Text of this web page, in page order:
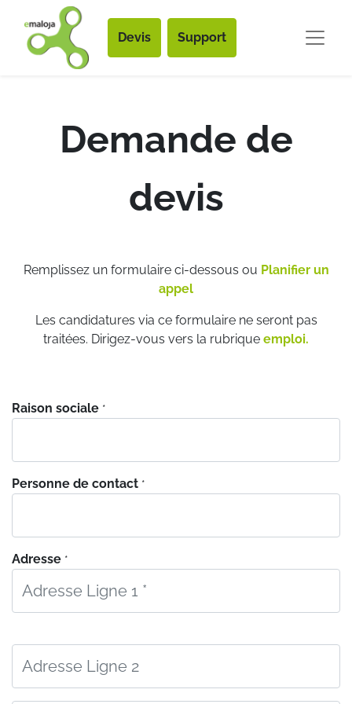
Devis Support
Demande de
devis
Remplissez un formulaire ci-dessous ou Planifier un
appel
Les candidatures via ce formulaire ne seront pas
traitées. Dirigez-vous vers la rubrique emploi.
Raison sociale *
Personne de contact *
Adresse *